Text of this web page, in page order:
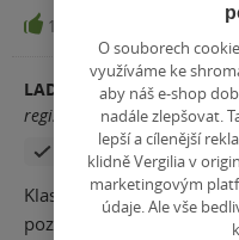
12 Kniha,
LADISLAVA KONEČNÁ
registrovaný uživatel
Zakoupil produkt
Klasická kniha o
pozitivitou bez špetky
O souborech
využíváme ke
aby náš e-shop
nadále zlepšovat.
lepší a cílenější
klidně Vergilia v
marketingovým
údaje. Ale vše